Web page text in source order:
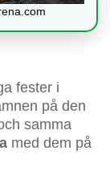
fester i
på den
samma
med dem på